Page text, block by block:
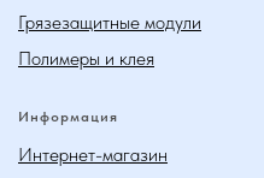
Грязезащитные модули
Полимеры и клея
Информация
Интернет-магазин